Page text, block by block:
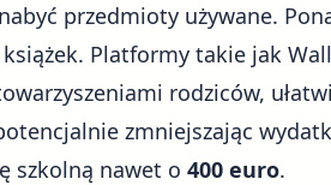
przedmioty używane.
Platformy takie jak
rodziców,
zmniejszając
szkolną nawet o 400 euro.